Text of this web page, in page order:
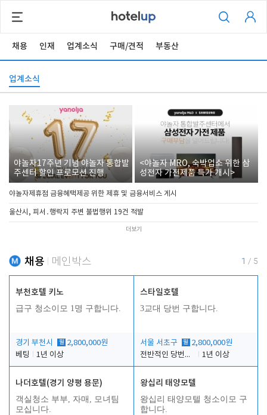
채용 인재 업계소식 구매/견적 부동산
업계소식
야놀자17주년 기념 야놀자 통합발
주센터 할인 프로모션 진행
<야놀자 MRO, 숙박업소 위한 삼
성전자 가전제품 특가 개시>
야놀자제휴점 금융혜택제공 위한 제휴 및 금융서비스 게시
울산시, 피서․행락지 주변 불법행위 19건 적발
더보기
채용 메인박스 1 / 5
부천호텔 키노
급구 청소이모 1명 구합니다.
경기 부천시 월 2,800,000원
베팅
1년 이상
스타일호텔
3교대 당번 구합니다.
서울 서초구 월 2,800,000원
전반적인 당번업무
1년 이상
나더호텔(경기 양평 용문)
객실청소 부부, 자매, 모녀팀
모십니다.
왕십리 태양모텔
왕십리 태양모텔 청소이모 구
합니다.